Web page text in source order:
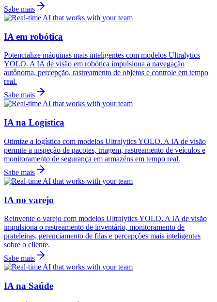
Sabe mais
IA em robótica
Potencialize máquinas mais inteligentes com modelos Ultralytics
YOLO. A IA de visão em robótica impulsiona a navegação
autônoma, percepção, rastreamento de objetos e controle em tempo
real.
Sabe mais
IA na Logística
Otimize a logística com modelos Ultralytics YOLO. A IA de visão
permite a inspeção de pacotes, triagem, rastreamento de veículos e
monitoramento de segurança em armazéns em tempo real.
Sabe mais
IA no varejo
Reinvente o varejo com modelos Ultralytics YOLO. A IA de visão
impulsiona o rastreamento de inventário, monitoramento de
prateleiras, gerenciamento de filas e percepções mais inteligentes
sobre o cliente.
Sabe mais
IA na Saúde